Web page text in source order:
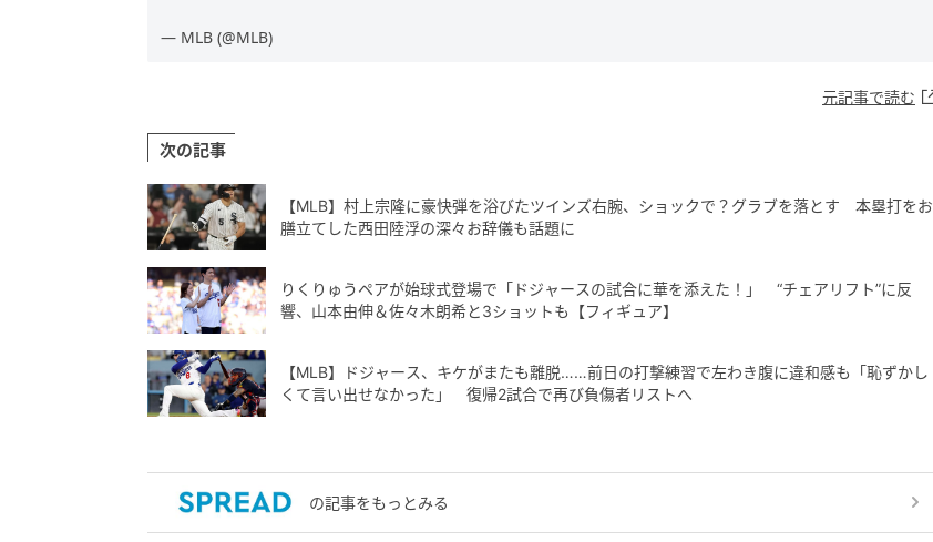
— MLB (@MLB)
元記事で読む
次の記事
【MLB】村上宗隆に豪快弾を浴びたツインズ右腕、ショックで？グラブを落とす 本塁打をお
膳立てした西田陸浮の深々お辞儀も話題に
りくりゅうペアが始球式登場で「ドジャースの試合に華を添えた！」 “チェアリフト”に反
響、山本由伸＆佐々木朗希と3ショットも【フィギュア】
【MLB】ドジャース、キケがまたも離脱……前日の打撃練習で左わき腹に違和感も「恥ずかし
くて言い出せなかった」 復帰2試合で再び負傷者リストへ
の記事をもっとみる